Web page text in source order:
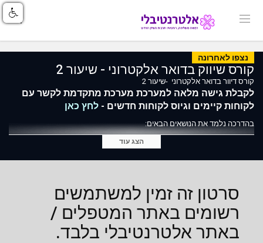
נצפו לאחרונה
קורס שיווק בדואר אלקטרוני - שיעור 2
קורס דיוור בדואר אלקטרוני -שיעור 2
לקבלת גישה מלאה למערכת מערכת מתקדמת לקשר עם
לקוחות קיימים וגיוס לקוחות חדשים - לחץ כאן
בהדרכה נלמד את הנושאים הבאים:
איך כותבים שורת נושא מצליחה?
כללי האצבע לכתיבת שורת נושא מעולה
הצג עוד
סרטון זה זמין למשתמשים
רשומים באתר המטפלים /
באתר אלטרנטיבלי בלבד.